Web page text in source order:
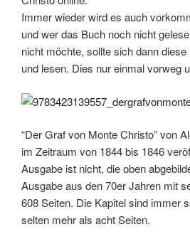
Immer wieder wird es auch
und wer das Buch noch nicht
nicht möchte, sollte sich dann
und lesen. Dies nur einmal vorweg
“Der Graf von Monte Christo” von
im Zeitraum von 1844 bis 1846
Ausgabe ist nicht, die oben
Ausgabe aus den 70er Jahren mit
608 Seiten. Die Kapitel sind immer
selten mehr als acht Seiten.